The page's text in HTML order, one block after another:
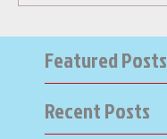
Featured Posts
Recent Posts